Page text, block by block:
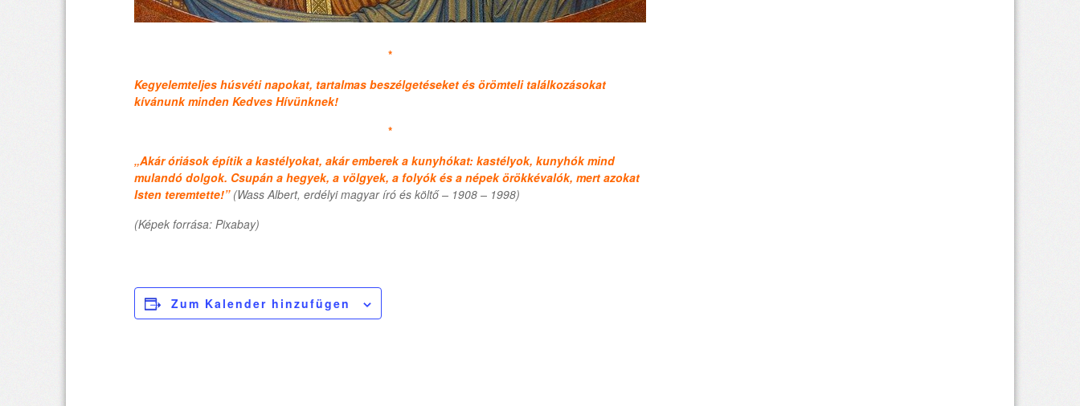
*
Kegyelemteljes húsvéti napokat, tartalmas beszélgetéseket és örömteli találkozásokat
kívánunk minden Kedves Hívünknek!
*
„Akár óriások építik a kastélyokat, akár emberek a kunyhókat: kastélyok, kunyhók mind
mulandó dolgok. Csupán a hegyek, a völgyek, a folyók és a népek örökkévalók, mert azokat
Isten teremtette!” (Wass Albert, erdélyi magyar író és költő – 1908 – 1998)
(Képek forrása: Pixabay)
Zum Kalender hinzufügen